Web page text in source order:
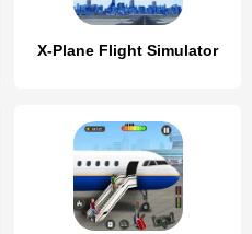
X-Plane Flight Simulator